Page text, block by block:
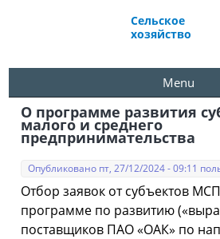
Сельское
хозяйство
Menu
О программе развития
малого и среднего
предпринимательства
Опубликовано пт, 27/12/2024 - 09:11
Отбор заявок от субъектов
программе по развитию
поставщиков ПАО «ОАК» по